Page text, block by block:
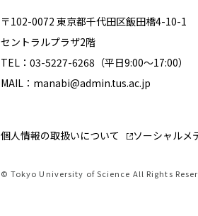
〒102-0072 東京都千代田区飯田橋4-10-1
セントラルプラザ2階
TEL：03-5227-6268（平日9:00～17:00）
MAIL：manabi@admin.tus.ac.jp
個人情報の取扱いについて ソーシャルメ
© Tokyo University of Science All Rights